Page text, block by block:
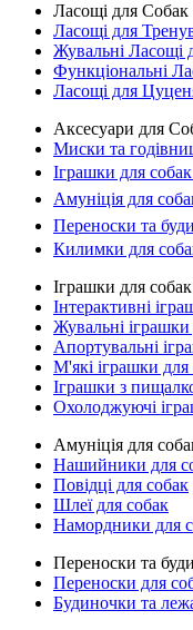
Ласощі для Собак
Ласощі для
Жувальні Ласощі
Функціональні
Ласощі для
Аксесуари для
Миски та
Іграшки для собак
Амуніція для
Переноски та
Килимки для
Іграшки для собак
Інтерактивні
Жувальні іграшки
Апортувальні
М'які іграшки для
Іграшки з
Охолоджуючі
Амуніція для
Нашийники для
Повідці для собак
Шлеї для собак
Намордники для
Переноски та
Переноски для
Будиночки та